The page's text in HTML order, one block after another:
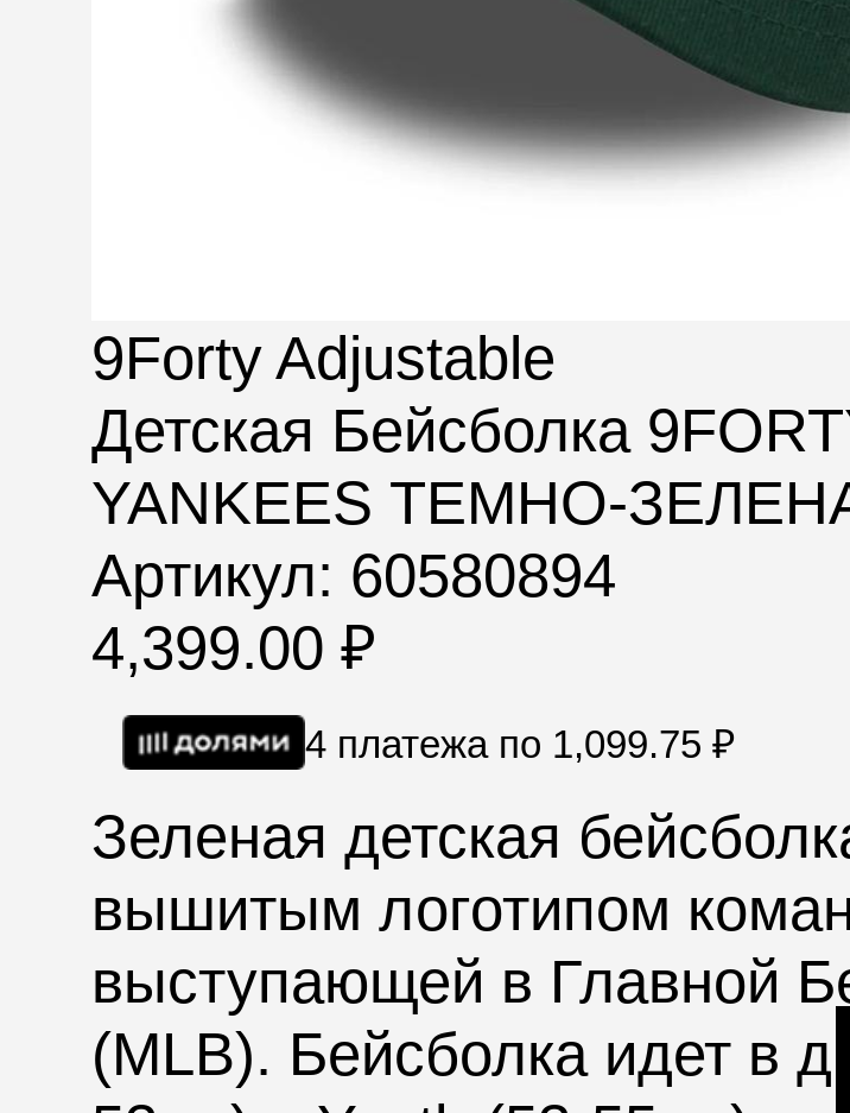
9Forty Adjustable
Детская Бейсболка
YANKEES ТЕМНО-
Артикул: 60580894
4,399.00₽
4 платежа по 1,099.75₽
Зеленая детская
вышитым логотипом
выступающей в Главной
(MLB). Бейсболка идет в